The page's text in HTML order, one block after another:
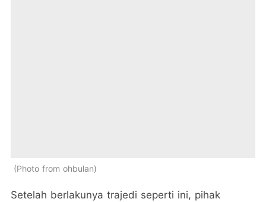
Photo from ohbulan
Setelah berlakunya trajedi seperti ini, pihak